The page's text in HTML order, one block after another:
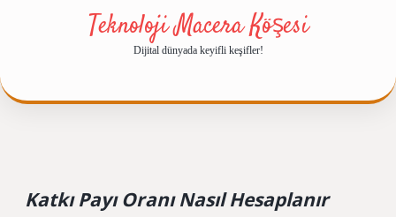
Teknoloji Macera Köşesi
Dijital dünyada keyifli keşifler!
Katkı Payı Oranı Nasıl Hesaplanır